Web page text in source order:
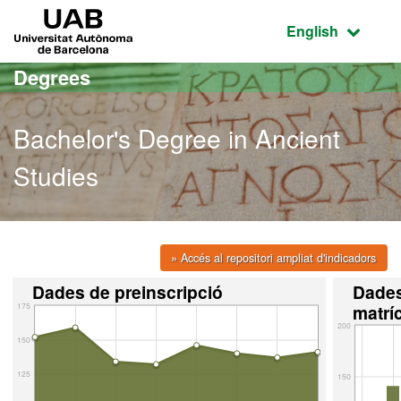
Go to the main content
Go to the website navigation
Active
English
Degrees
Bachelor's Degree in Ancient
Studies
» Accés al repositori ampliat d'indicadors
150
200
Dades de preinscripció
125
150
175